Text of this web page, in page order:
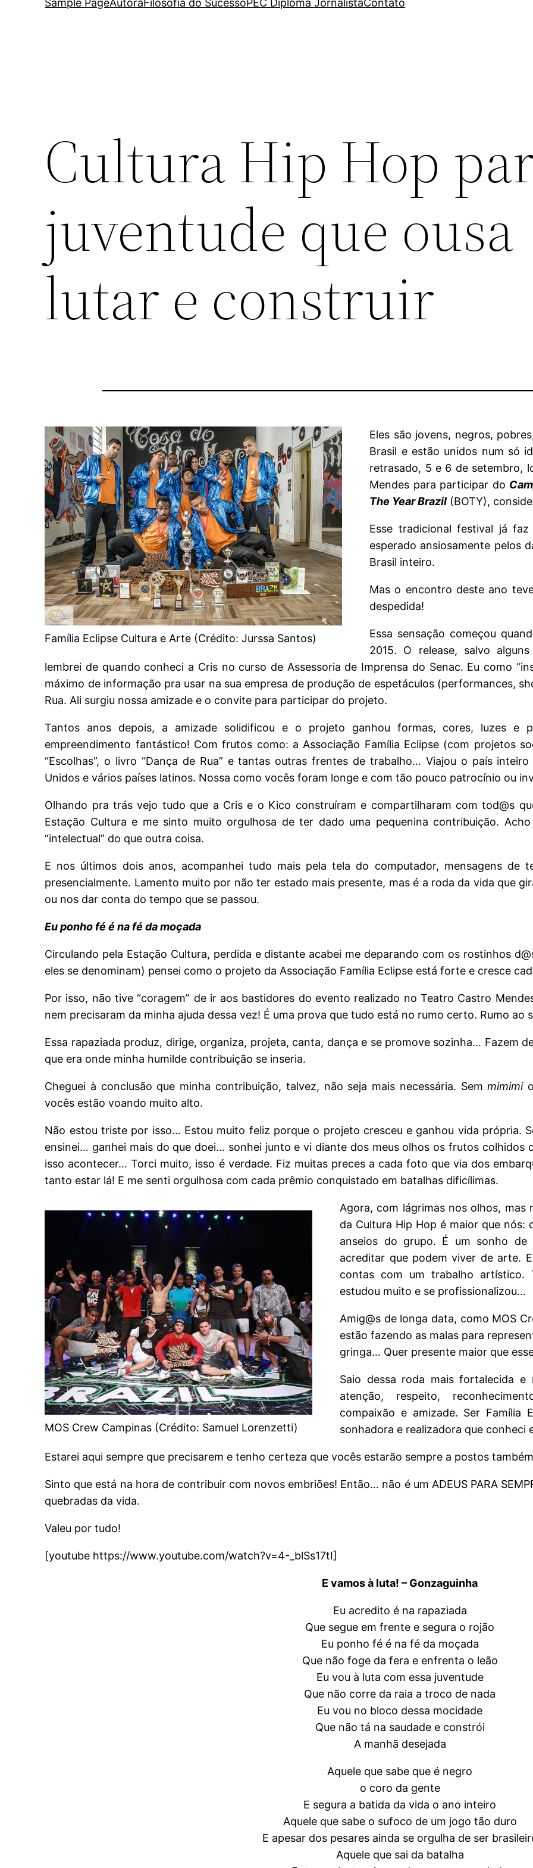
Sample PageAutoraFilosofia do SucessoPEC Diploma JornalistaContato
Cultura Hip Hop
juventude que ousa
lutar e construir
Família Eclipse Cultura e Arte (Crédito: Jurssa Santos)
Eles são jovens, negros,
Brasil e estão unidos num só
retrasado, 5 e 6 de setembro,
Mendes para participar do
The Year Brazil (BOTY),
Esse tradicional festival já
esperado ansiosamente pelos
Brasil inteiro.
Mas o encontro deste ano
despedida!
Essa sensação começou
2015. O release, salvo
lembrei de quando conheci a Cris no curso de Assessoria de Imprensa do Senac. Eu como
máximo de informação pra usar na sua empresa de produção de espetáculos (performances,
Rua. Ali surgiu nossa amizade e o convite para participar do projeto.
Tantos anos depois, a amizade solidificou e o projeto ganhou formas, cores, luzes
empreendimento fantástico! Com frutos como: a Associação Família Eclipse (com projetos
“Escolhas”, o livro “Dança de Rua” e tantas outras frentes de trabalho… Viajou o país
Unidos e vários países latinos. Nossa como vocês foram longe e com tão pouco patrocínio ou
Olhando pra trás vejo tudo que a Cris e o Kico construíram e compartilharam com tod@s
Estação Cultura e me sinto muito orgulhosa de ter dado uma pequenina contribuição.
“intelectual” do que outra coisa.
E nos últimos dois anos, acompanhei tudo mais pela tela do computador, mensagens de
presencialmente. Lamento muito por não ter estado mais presente, mas é a roda da vida que
ou nos dar conta do tempo que se passou.
Eu ponho fé é na fé da moçada
Circulando pela Estação Cultura, perdida e distante acabei me deparando com os rostinhos
eles se denominam) pensei como o projeto da Associação Família Eclipse está forte e cresce
Por isso, não tive “coragem” de ir aos bastidores do evento realizado no Teatro Castro
nem precisaram da minha ajuda dessa vez! É uma prova que tudo está no rumo certo. Rumo ao
Essa rapaziada produz, dirige, organiza, projeta, canta, dança e se promove sozinha… Fazem
que era onde minha humilde contribuição se inseria.
Cheguei à conclusão que minha contribuição, talvez, não seja mais necessária. Semmimimi
vocês estão voando muito alto.
Não estou triste por isso… Estou muito feliz porque o projeto cresceu e ganhou vida própria.
ensinei… ganhei mais do que doei… sonhei junto e vi diante dos meus olhos os frutos
isso acontecer… Torci muito, isso é verdade. Fiz muitas preces a cada foto que via dos
tanto estar lá! E me senti orgulhosa com cada prêmio conquistado em batalhas dificílimas.
MOS Crew Campinas (Crédito: Samuel Lorenzetti)
Agora, com lágrimas nos olhos,
da Cultura Hip Hop é maior que nós:
anseios do grupo. É um sonho de
acreditar que podem viver de arte.
contas com um trabalho artístico.
estudou muito e se profissionalizou…
Amig@s de longa data, como MOS
estão fazendo as malas para
gringa… Quer presente maior que
Saio dessa roda mais fortalecida
atenção, respeito,
compaixão e amizade. Ser Família
sonhadora e realizadora que conheci
Estarei aqui sempre que precisarem e tenho certeza que vocês estarão sempre a postos
Sinto que está na hora de contribuir com novos embriões! Então… não é um ADEUS PARA
quebradas da vida.
Valeu por tudo!
[youtube https://www.youtube.com/watch?v=4-_blSs17tI]
E vamos à luta! – Gonzaguinha
Eu acredito é na rapaziada
Que segue em frente e segura o rojão
Eu ponho fé é na fé da moçada
Que não foge da fera e enfrenta o leão
Eu vou à luta com essa juventude
Que não corre da raia a troco de nada
Eu vou no bloco dessa mocidade
Que não tá na saudade e constrói
A manhã desejada
Aquele que sabe que é negro
o coro da gente
E segura a batida da vida o ano inteiro
Aquele que sabe o sufoco de um jogo tão duro
E apesar dos pesares ainda se orgulha de ser
Aquele que sai da batalha